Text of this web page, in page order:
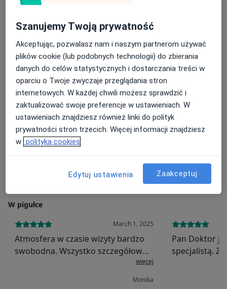
Stacjonarne Zobacz lokalizacje (5)
Konsultacje onlineZobacz kalendarz online
Zdjęcia i filmy
Zobacz galerię (4)
W pigułce
March 1, 2025
Atmosfera w czasie wizyty bardzo
swobodna. Wszystko szczegółowo
omówione. Nie zostałam sama zwięcej
Monika
Pan Doktor
specjalistą.
Szanujemy Twoją prywatność
Akceptując, pozwalasz nam i naszym partnerom używać
plików cookie (lub podobnych technologii) do zbierania
danych do celów statystycznych i dostarczania treści w
oparciu o Twoje zwyczaje przeglądania stron
internetowych. W każdej chwili możesz sprawdzić i
zaktualizować swoje preferencje w ustawieniach. W
ustawieniach znajdziesz również linki do polityk
prywatności stron trzecich. Więcej informacji znajdziesz
w polityka cookies
Edytuj ustawienia Zaakceptuj